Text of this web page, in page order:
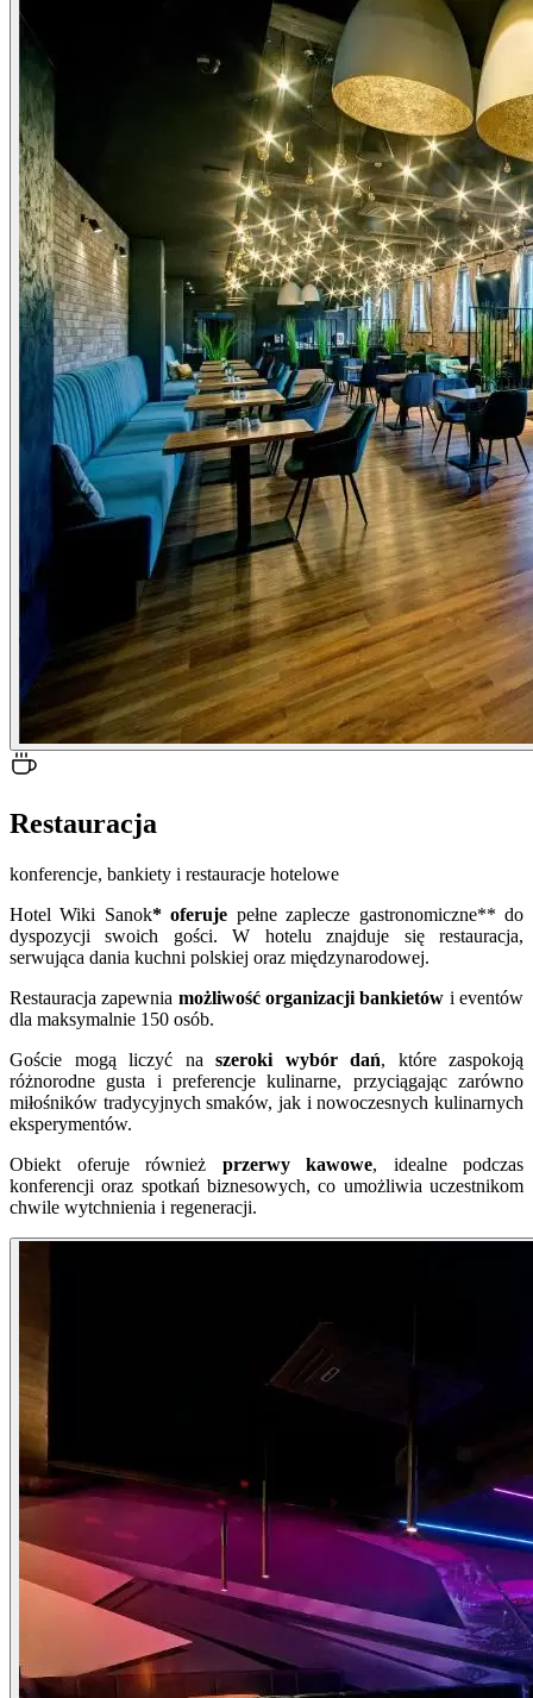
Restauracja
konferencje, bankiety i restauracje hotelowe
Hotel Wiki Sanok* oferuje pełne zaplecze gastronomiczne** do
dyspozycji swoich gości. W hotelu znajduje się restauracja,
serwująca dania kuchni polskiej oraz międzynarodowej.
Restauracja zapewnia możliwość organizacji bankietów i eventów
dla maksymalnie 150 osób.
Goście mogą liczyć na szeroki wybór dań, które zaspokoją
różnorodne gusta i preferencje kulinarne, przyciągając zarówno
miłośników tradycyjnych smaków, jak i nowoczesnych kulinarnych
eksperymentów.
Obiekt oferuje również przerwy kawowe, idealne podczas
konferencji oraz spotkań biznesowych, co umożliwia uczestnikom
chwile wytchnienia i regeneracji.